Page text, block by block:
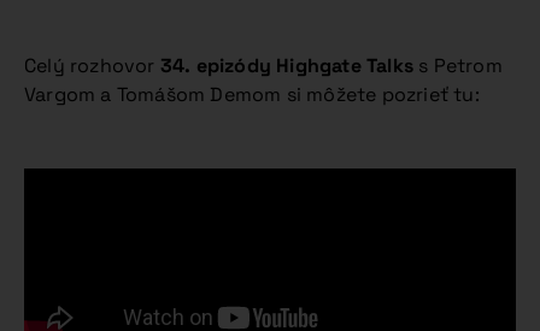
Celý rozhovor 34. epizódy Highgate Talks s Petrom
Vargom a Tomášom Demom si môžete pozrieť tu: